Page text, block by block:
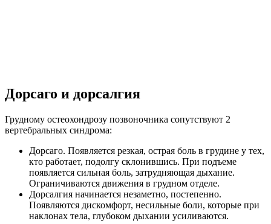
Дорсаго и дорсалгия
Грудному остеохондрозу позвоночника сопутствуют 2
вертебральных синдрома:
Дорсаго. Появляется резкая, острая боль в грудине у тех,
кто работает, подолгу склонившись. При подъеме
появляется сильная боль, затрудняющая дыхание.
Ограничиваются движения в грудном отделе.
Дорсалгия начинается незаметно, постепенно.
Появляются дискомфорт, несильные боли, которые при
наклонах тела, глубоком дыхании усиливаются.